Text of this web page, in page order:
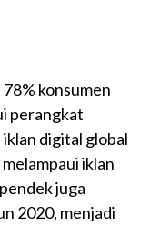
78% konsumen
perangkat
digital global
iklan
juga
2020, menjadi